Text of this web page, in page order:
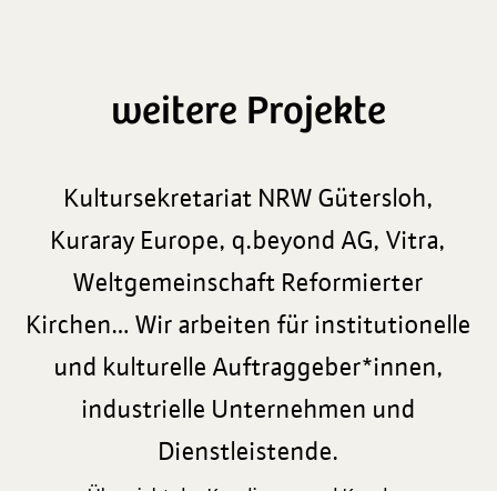
weitere Projekte
Kultursekretariat NRW Gütersloh,
Kuraray Europe, q.beyond AG, Vitra,
Weltgemeinschaft Reformierter
Kirchen… Wir arbeiten für institutionelle
und kulturelle Auftraggeber*innen,
industrielle Unternehmen und
Dienstleistende.